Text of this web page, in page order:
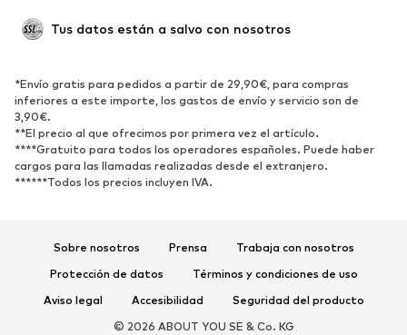
Nuevo
Tendencia
Zapatos bajos
Zapatos deportivos
Zapatos abiertos
DEPORTE
Ropa deportiva
Disciplinas deportivas
Complementos deportivos
COMPLEMENTOS
Tus datos están a salvo con nosotros
*Envío gratis para pedidos a partir de 29,90€, para compras
inferiores a este importe, los gastos de envío y servicio son de
3,90€.
**El precio al que ofrecimos por primera vez el artículo.
****Gratuito para todos los operadores españoles. Puede haber
cargos para las llamadas realizadas desde el extranjero.
******Todos los precios incluyen IVA.
Sobre nosotros Prensa
Trabaja con nosotros
Protección de datos
Términos y condiciones de uso
Aviso legal
Accesibilidad
Seguridad del producto
© 2026 ABOUT YOU SE & Co. KG